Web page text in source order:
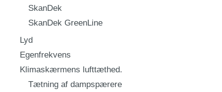
SkanDek
SkanDek GreenLine
Lyd
Egenfrekvens
Klimaskærmens lufttæthed.
Tætning af dampspærere